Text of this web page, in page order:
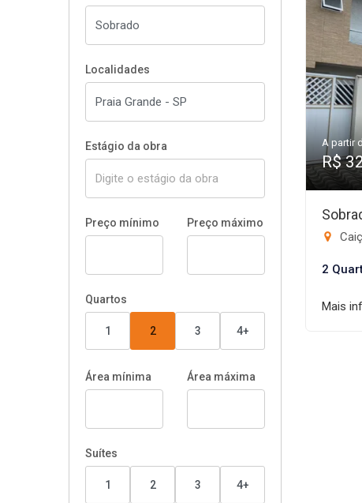
Localidades
Estágio da obra
Preço mínimo Preço máximo
Quartos
1 2 3 4+
Área mínima Área máxima
Suítes
1 2 3 4+
A partir
R$
2
Mais